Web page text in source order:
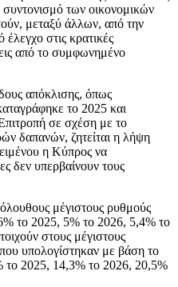
των οικονομικών
μεταξύ άλλων, από την
στις κρατικές
από το συμφωνημένο
απόκλισης, όπως
το 2025 και
σε σχέση με το
δαπανών, ζητείται η λήψη
η Κύπρος να
δεν υπερβαίνουν τους
μέγιστους ρυθμούς
το 2025, 5% το 2026, 5,4% το
στους μέγιστους
υπολογίστηκαν με βάση το
το 2025, 14,3% το 2026, 20,5%